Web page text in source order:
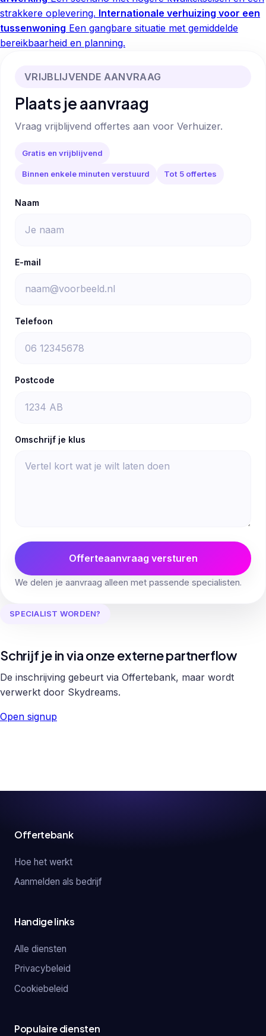
strakkere oplevering. Internationale verhuizing voor een
tussenwoning Een gangbare situatie met gemiddelde
bereikbaarheid en planning.
VRIJBLIJVENDE AANVRAAG
Plaats je aanvraag
Vraag vrijblijvend offertes aan voor Verhuizer.
Gratis en vrijblijvend
Binnen enkele minuten verstuurd Tot 5 offertes
Naam
E-mail
Telefoon
Postcode
Omschrijf je klus
Offerteaanvraag versturen
We delen je aanvraag alleen met passende specialisten.
SPECIALIST WORDEN?
Schrijf je in via onze externe partnerflow
De inschrijving gebeurt via Offertebank, maar wordt
verwerkt door Skydreams.
Open signup
Offertebank
Hoe het werkt
Aanmelden als bedrijf
Handige links
Alle diensten
Privacybeleid
Cookiebeleid
Populaire diensten